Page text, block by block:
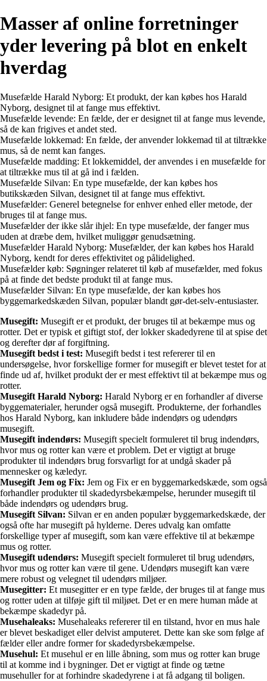
Masser af online forretninger
yder levering på blot en enkelt
hverdag
Musefælde Harald Nyborg: Et produkt, der kan købes hos Harald
Nyborg, designet til at fange mus effektivt.
Musefælde levende: En fælde, der er designet til at fange mus levende,
så de kan frigives et andet sted.
Musefælde lokkemad: En fælde, der anvender lokkemad til at tiltrække
mus, så de nemt kan fanges.
Musefælde madding: Et lokkemiddel, der anvendes i en musefælde for
at tiltrække mus til at gå ind i fælden.
Musefælde Silvan: En type musefælde, der kan købes hos
butikskæden Silvan, designet til at fange mus effektivt.
Musefælder: Generel betegnelse for enhver enhed eller metode, der
bruges til at fange mus.
Musefælder der ikke slår ihjel: En type musefælde, der fanger mus
uden at dræbe dem, hvilket muliggør genudsætning.
Musefælder Harald Nyborg: Musefælder, der kan købes hos Harald
Nyborg, kendt for deres effektivitet og pålidelighed.
Musefælder køb: Søgninger relateret til køb af musefælder, med fokus
på at finde det bedste produkt til at fange mus.
Musefælder Silvan: En type musefælde, der kan købes hos
byggemarkedskæden Silvan, populær blandt gør-det-selv-entusiaster.
Musegift: Musegift er et produkt, der bruges til at bekæmpe mus og
rotter. Det er typisk et giftigt stof, der lokker skadedyrene til at spise det
og derefter dør af forgiftning.
Musegift bedst i test: Musegift bedst i test refererer til en
undersøgelse, hvor forskellige former for musegift er blevet testet for at
finde ud af, hvilket produkt der er mest effektivt til at bekæmpe mus og
rotter.
Musegift Harald Nyborg: Harald Nyborg er en forhandler af diverse
byggematerialer, herunder også musegift. Produkterne, der forhandles
hos Harald Nyborg, kan inkludere både indendørs og udendørs
musegift.
Musegift indendørs: Musegift specielt formuleret til brug indendørs,
hvor mus og rotter kan være et problem. Det er vigtigt at bruge
produkter til indendørs brug forsvarligt for at undgå skader på
mennesker og kæledyr.
Musegift Jem og Fix: Jem og Fix er en byggemarkedskæde, som også
forhandler produkter til skadedyrsbekæmpelse, herunder musegift til
både indendørs og udendørs brug.
Musegift Silvan: Silvan er en anden populær byggemarkedskæde, der
også ofte har musegift på hylderne. Deres udvalg kan omfatte
forskellige typer af musegift, som kan være effektive til at bekæmpe
mus og rotter.
Musegift udendørs: Musegift specielt formuleret til brug udendørs,
hvor mus og rotter kan være til gene. Udendørs musegift kan være
mere robust og velegnet til udendørs miljøer.
Musegitter: Et musegitter er en type fælde, der bruges til at fange mus
og rotter uden at tilføje gift til miljøet. Det er en mere human måde at
bekæmpe skadedyr på.
Musehaleaks: Musehaleaks refererer til en tilstand, hvor en mus hale
er blevet beskadiget eller delvist amputeret. Dette kan ske som følge af
fælder eller andre former for skadedyrsbekæmpelse.
Musehul: Et musehul er en lille åbning, som mus og rotter kan bruge
til at komme ind i bygninger. Det er vigtigt at finde og tætne
musehuller for at forhindre skadedyrene i at få adgang til boligen.